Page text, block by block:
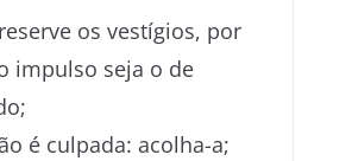
os vestígios, por
impulso seja o de
é culpada: acolha-a;